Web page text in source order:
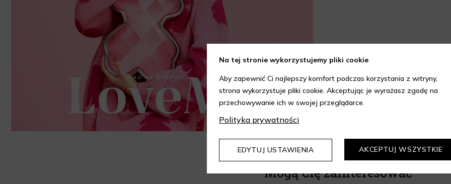
Mogą Cię zainteresować
Na tej stronie wykorzystujemy pliki cookie
Aby zapewnić Ci najlepszy komfort podczas korzystania z witryny,
strona wykorzystuje pliki cookie. Akceptując je wyrażasz zgodę na
przechowywanie ich w swojej przeglądarce.
Polityka prywatności
EDYTUJ USTAWIENIA AKCEPTUJ WSZYSTKIE